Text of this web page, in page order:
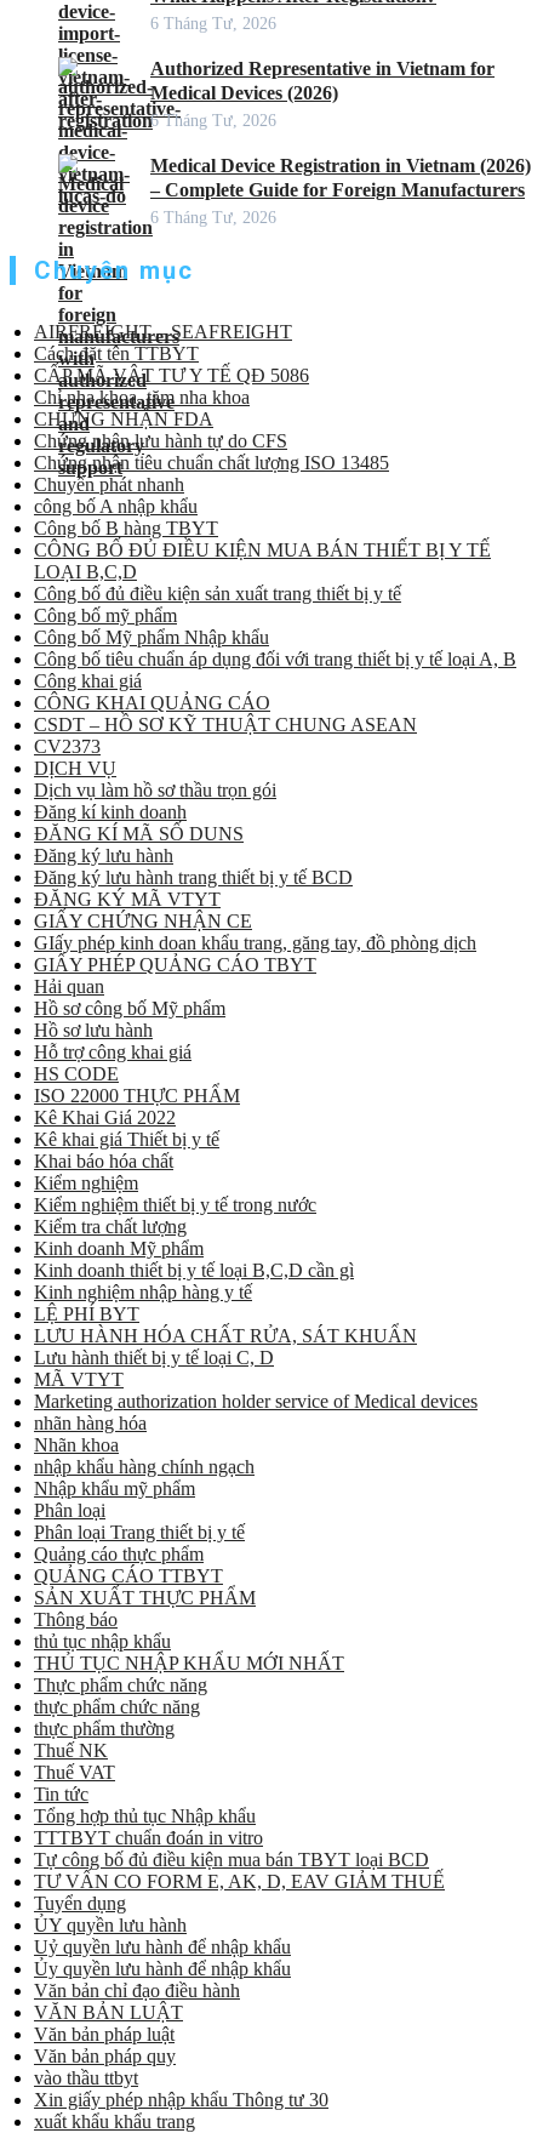
6 Tháng Tư, 2026
Authorized Representative in Vietnam for
Medical Devices (2026)
6 Tháng Tư, 2026
Medical Device Registration in Vietnam (2026)
– Complete Guide for Foreign Manufacturers
6 Tháng Tư, 2026
Chuyên mục
AIRFREIGHT – SEAFREIGHT
Cách đặt tên TTBYT
CẤP MÃ VẬT TƯ Y TẾ QĐ 5086
Chỉ nha khoa, tăm nha khoa
CHỨNG NHẬN FDA
Chứng nhận lưu hành tự do CFS
Chứng nhận tiêu chuẩn chất lượng ISO 13485
Chuyển phát nhanh
công bố A nhập khẩu
Công bố B hàng TBYT
CÔNG BỐ ĐỦ ĐIỀU KIỆN MUA BÁN THIẾT BỊ Y TẾ
LOẠI B,C,D
Công bố đủ điều kiện sản xuất trang thiết bị y tế
Công bố mỹ phẩm
Công bố Mỹ phẩm Nhập khẩu
Công bố tiêu chuẩn áp dụng đối với trang thiết bị y tế loại A, B
Công khai giá
CÔNG KHAI QUẢNG CÁO
CSDT – HỒ SƠ KỸ THUẬT CHUNG ASEAN
CV2373
DỊCH VỤ
Dịch vụ làm hồ sơ thầu trọn gói
Đăng kí kinh doanh
ĐĂNG KÍ MÃ SỐ DUNS
Đăng ký lưu hành
Đăng ký lưu hành trang thiết bị y tế BCD
ĐĂNG KÝ MÃ VTYT
GIẤY CHỨNG NHẬN CE
GIấy phép kinh doan khẩu trang, găng tay, đồ phòng dịch
GIẤY PHÉP QUẢNG CÁO TBYT
Hải quan
Hồ sơ công bố Mỹ phẩm
Hồ sơ lưu hành
Hỗ trợ công khai giá
HS CODE
ISO 22000 THỰC PHẨM
Kê Khai Giá 2022
Kê khai giá Thiết bị y tế
Khai báo hóa chất
Kiểm nghiệm
Kiểm nghiệm thiết bị y tế trong nước
Kiểm tra chất lượng
Kinh doanh Mỹ phẩm
Kinh doanh thiết bị y tế loại B,C,D cần gì
Kinh nghiệm nhập hàng y tế
LỆ PHÍ BYT
LƯU HÀNH HÓA CHẤT RỬA, SÁT KHUẨN
Lưu hành thiết bị y tế loại C, D
MÃ VTYT
Marketing authorization holder service of Medical devices
nhãn hàng hóa
Nhãn khoa
nhập khẩu hàng chính ngạch
Nhập khẩu mỹ phẩm
Phân loại
Phân loại Trang thiết bị y tế
Quảng cáo thực phẩm
QUẢNG CÁO TTBYT
SẢN XUẤT THỰC PHẨM
Thông báo
thủ tục nhập khẩu
THỦ TỤC NHẬP KHẨU MỚI NHẤT
Thực phẩm chức năng
thực phẩm chức năng
thực phẩm thường
Thuế NK
Thuế VAT
Tin tức
Tổng hợp thủ tục Nhập khẩu
TTTBYT chuẩn đoán in vitro
Tự công bố đủ điều kiện mua bán TBYT loại BCD
TƯ VẤN CO FORM E, AK, D, EAV GIẢM THUẾ
Tuyển dụng
ỦY quyền lưu hành
Uỷ quyền lưu hành để nhập khẩu
Ủy quyền lưu hành để nhập khẩu
Văn bản chỉ đạo điều hành
VĂN BẢN LUẬT
Văn bản pháp luật
Văn bản pháp quy
vào thầu ttbyt
Xin giấy phép nhập khẩu Thông tư 30
xuất khẩu khẩu trang